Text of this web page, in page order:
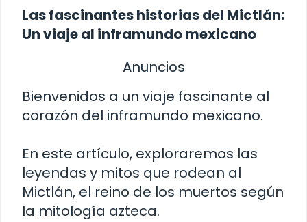
Las fascinantes historias del Mictlán:
Un viaje al inframundo mexicano
Anuncios
Bienvenidos a un viaje fascinante al
corazón del inframundo mexicano.
En este artículo, exploraremos las
leyendas y mitos que rodean al
Mictlán, el reino de los muertos según
la mitología azteca.